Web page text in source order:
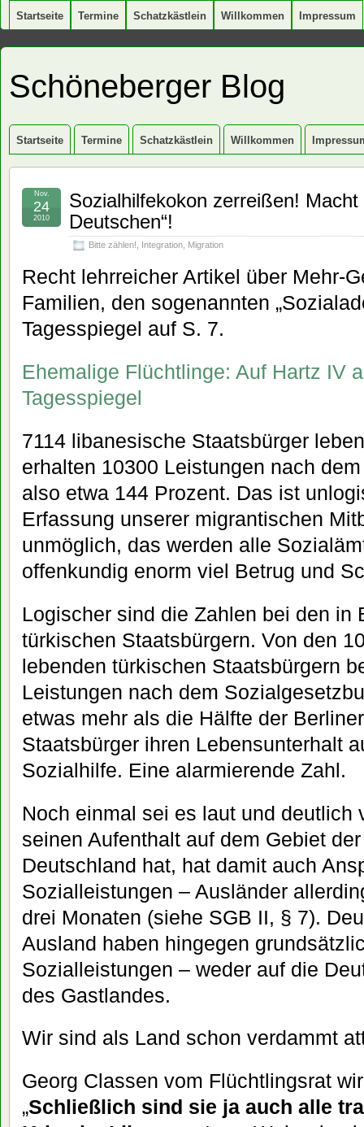
Startseite Termine Schatzkästlein Willkommen Impressum
Schöneberger Blog
Startseite Termine Schatzkästlein Willkommen
Sozialhilfekokon zerreißen! Macht
Deutschen“!
Bitte zählen! Integration Migration
Nov.
24
2010
Recht lehrreicher Artikel über Mehr-
Familien, den sogenannten
Tagesspiegel auf S. 7.
Ehemalige Flüchtlinge: Auf Hartz IV
Tagesspiegel
7114 libanesische Staatsbürger
erhalten 10300 Leistungen nach
also etwa 144 Prozent. Das ist
Erfassung unserer migrantischen
unmöglich, das werden alle
offenkundig enorm viel Betrug und
Logischer sind die Zahlen bei den in
türkischen Staatsbürgern. Von den
lebenden türkischen Staatsbürgern
Leistungen nach dem
etwas mehr als die Hälfte der
Staatsbürger ihren Lebensunterhalt
Sozialhilfe. Eine alarmierende Zahl.
Noch einmal sei es laut und deutlich
seinen Aufenthalt auf dem Gebiet
Deutschland hat, hat damit auch
Sozialleistungen – Ausländer
drei Monaten (siehe SGB II, § 7).
Ausland haben hingegen
Sozialleistungen – weder auf die
des Gastlandes.
Wir sind als Land schon verdammt
Georg Classen vom Flüchtlingsrat
„Schließlich sind sie ja auch alle